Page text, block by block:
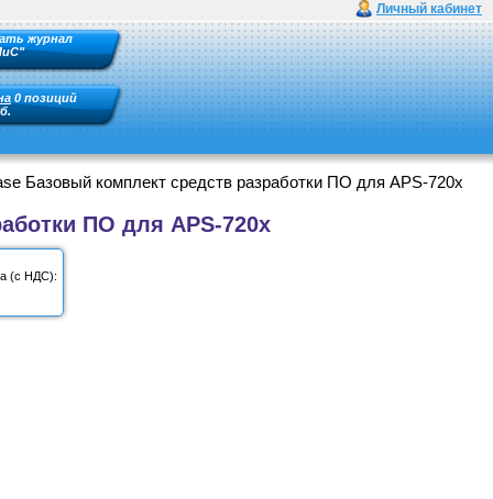
Личный кабинет
журнал
0 позиций
Базовый комплект средств разработки ПО для APS-720x
ПО для APS-720x
(с НДС):